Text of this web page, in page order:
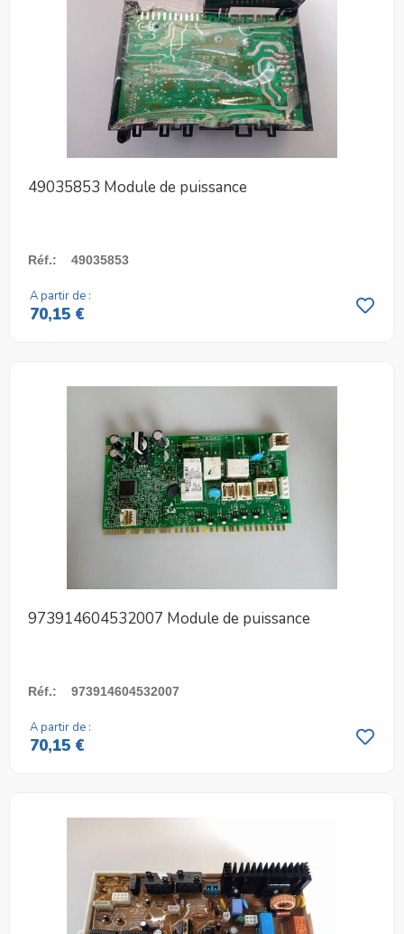
49035853 Module de puissance
Réf.: 49035853
A partir de :
70,15 €
973914604532007 Module de puissance
Réf.: 973914604532007
A partir de :
70,15 €